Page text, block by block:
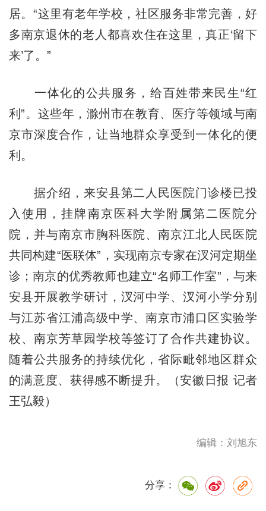
居。“这里有老年学校，社区服务非常完善，好
多南京退休的老人都喜欢住在这里，真正‘留下
来’了。”
一体化的公共服务，给百姓带来民生“红
利”。这些年，滁州市在教育、医疗等领域与南
京市深度合作，让当地群众享受到一体化的便
利。
据介绍，来安县第二人民医院门诊楼已投
入使用，挂牌南京医科大学附属第二医院分
院，并与南京市胸科医院、南京江北人民医院
共同构建“医联体”，实现南京专家在汊河定期坐
诊；南京的优秀教师也建立“名师工作室”，与来
安县开展教学研讨，汊河中学、汊河小学分别
与江苏省江浦高级中学、南京市浦口区实验学
校、南京芳草园学校等签订了合作共建协议。
随着公共服务的持续优化，省际毗邻地区群众
的满意度、获得感不断提升。（安徽日报 记者
王弘毅）
编辑：刘旭东
分享：